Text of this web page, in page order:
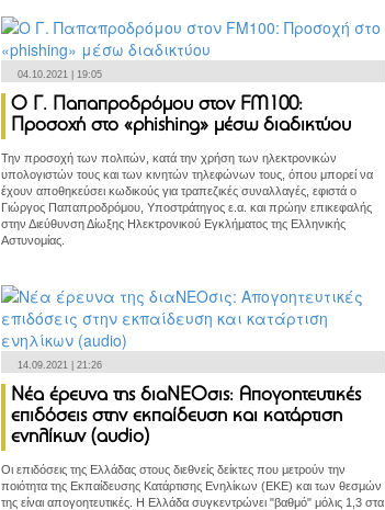
04.10.2021 | 19:05
Ο Γ. Παπαπροδρόμου στον FM100:
Προσοχή στο «phishing» μέσω διαδικτύου
Την προσοχή των πολιτών, κατά την χρήση των ηλεκτρονικών
υπολογιστών τους και των κινητών τηλεφώνων τους, όπου μπορεί να
έχουν αποθηκεύσει κωδικούς για τραπεζικές συναλλαγές, εφιστά ο
Γιώργος Παπαπροδρόμου, Υποστράτηγος ε.α. και πρώην επικεφαλής
στην Διεύθυνση Δίωξης Ηλεκτρονικού Εγκλήματος της Ελληνικής
Αστυνομίας.
14.09.2021 | 21:26
Νέα έρευνα της διαΝΕΟσις: Απογοητευτικές
επιδόσεις στην εκπαίδευση και κατάρτιση
ενηλίκων (audio)
Οι επιδόσεις της Ελλάδας στους διεθνείς δείκτες που μετρούν την
ποιότητα της Εκπαίδευσης Κατάρτισης Ενηλίκων (ΕΚΕ) και των θεσμών
της είναι απογοητευτικές. Η Ελλάδα συγκεντρώνει "βαθμό" μόλις 1,3 στα